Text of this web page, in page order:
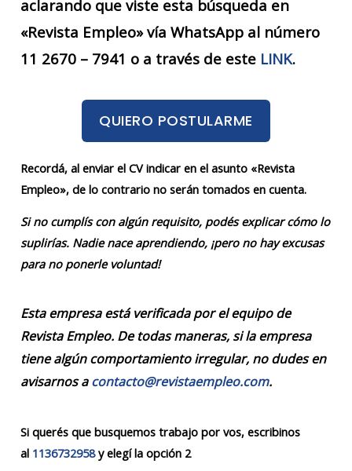
aclarando que viste esta búsqueda en
«Revista Empleo» vía WhatsApp al número
11 2670 – 7941 o a través de este LINK.
QUIERO POSTULARME
Recordá, al enviar el CV indicar en el asunto «Revista
Empleo», de lo contrario no serán tomados en cuenta.
Si no cumplís con algún requisito, podés explicar cómo lo
suplirías. Nadie nace aprendiendo, ¡pero no hay excusas
para no ponerle voluntad!
Esta empresa está verificada por el equipo de
Revista Empleo. De todas maneras, si la empresa
tiene algún comportamiento irregular, no dudes en
avisarnos acontacto@revistaempleo.com.
Si querés que busquemos trabajo por vos, escribinos
al 1136732958y elegí la opción 2